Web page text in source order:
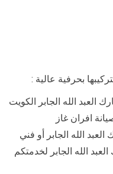
بحرفية عالية :
الله الجابر الكويت
افران غاز
الله الجابر أو فني
الله الجابر لخدمتكم